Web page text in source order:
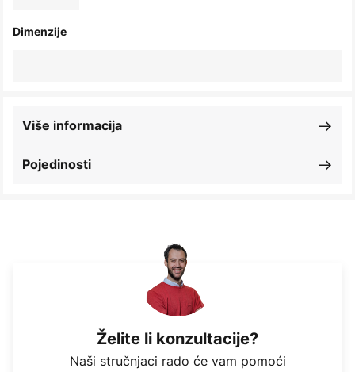
Dimenzije
Pojedinosti
Više informacija
Želite li konzultacije?
Naši stručnjaci rado će vam pomoći